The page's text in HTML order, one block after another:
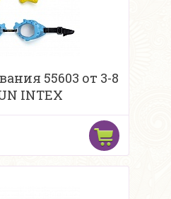
55603 от 3-8
INTEX